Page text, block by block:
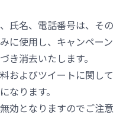
氏名、電話番号は、その
に使用し、キャンペーン
き消去いたします。
およびツイートに関して
なります。
効となりますのでご注意